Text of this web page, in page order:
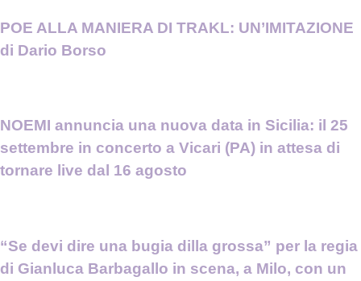
POE ALLA MANIERA DI TRAKL: UN’IMITAZIONE
di Dario Borso
NOEMI annuncia una nuova data in Sicilia: il 25
settembre in concerto a Vicari (PA) in attesa di
tornare live dal 16 agosto
“Se devi dire una bugia dilla grossa” per la regia
di Gianluca Barbagallo in scena, a Milo, con un